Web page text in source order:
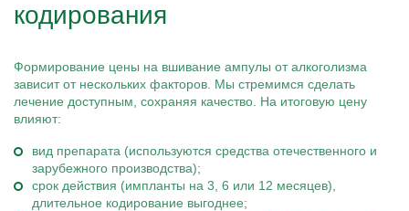
кодирования
Формирование цены на вшивание ампулы от алкоголизма
зависит от нескольких факторов. Мы стремимся сделать
лечение доступным, сохраняя качество. На итоговую цену
влияют:
вид препарата (используются средства отечественного и
зарубежного производства);
срок действия (импланты на 3, 6 или 12 месяцев),
длительное кодирование выгоднее;